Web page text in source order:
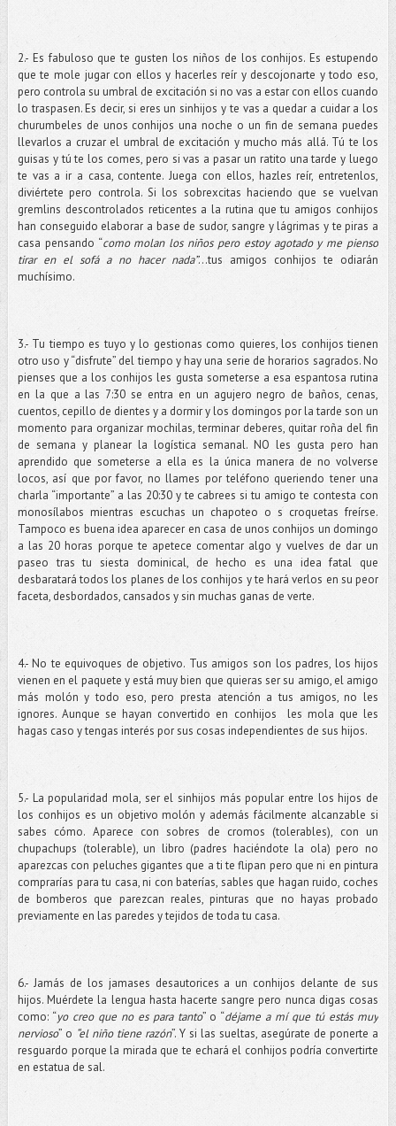
2.- Es fabuloso que te gusten los niños de los conhijos. Es estupendo
que te mole jugar con ellos y hacerles reír y descojonarte y todo eso,
pero controla su umbral de excitación si no vas a estar con ellos cuando
lo traspasen. Es decir, si eres un sinhijos y te vas a quedar a cuidar a los
churumbeles de unos conhijos una noche o un fin de semana puedes
llevarlos a cruzar el umbral de excitación y mucho más allá. Tú te los
guisas y tú te los comes, pero si vas a pasar un ratito una tarde y luego
te vas a ir a casa, contente. Juega con ellos, hazles reír, entretenlos,
diviértete pero controla. Si los sobrexcitas haciendo que se vuelvan
gremlins descontrolados reticentes a la rutina que tu amigos conhijos
han conseguido elaborar a base de sudor, sangre y lágrimas y te piras a
casa pensando “como molan los niños pero estoy agotado y me pienso
tirar en el sofá a no hacer nada”…tus amigos conhijos te odiarán
muchísimo.
3.- Tu tiempo es tuyo y lo gestionas como quieres, los conhijos tienen
otro uso y “disfrute” del tiempo y hay una serie de horarios sagrados. No
pienses que a los conhijos les gusta someterse a esa espantosa rutina
en la que a las 7:30 se entra en un agujero negro de baños, cenas,
cuentos, cepillo de dientes y a dormir y los domingos por la tarde son un
momento para organizar mochilas, terminar deberes, quitar roña del fin
de semana y planear la logística semanal. NO les gusta pero han
aprendido que someterse a ella es la única manera de no volverse
locos, así que por favor, no llames por teléfono queriendo tener una
charla “importante” a las 20:30 y te cabrees si tu amigo te contesta con
monosílabos mientras escuchas un chapoteo o s croquetas freírse.
Tampoco es buena idea aparecer en casa de unos conhijos un domingo
a las 20 horas porque te apetece comentar algo y vuelves de dar un
paseo tras tu siesta dominical, de hecho es una idea fatal que
desbaratará todos los planes de los conhijos y te hará verlos en su peor
faceta, desbordados, cansados y sin muchas ganas de verte.
4.- No te equivoques de objetivo. Tus amigos son los padres, los hijos
vienen en el paquete y está muy bien que quieras ser su amigo, el amigo
más molón y todo eso, pero presta atención a tus amigos, no les
ignores. Aunque se hayan convertido en conhijos les mola que les
hagas caso y tengas interés por sus cosas independientes de sus hijos.
5.- La popularidad mola, ser el sinhijos más popular entre los hijos de
los conhijos es un objetivo molón y además fácilmente alcanzable si
sabes cómo. Aparece con sobres de cromos (tolerables), con un
chupachups (tolerable), un libro (padres haciéndote la ola) pero no
aparezcas con peluches gigantes que a ti te flipan pero que ni en pintura
comprarías para tu casa, ni con baterías, sables que hagan ruido, coches
de bomberos que parezcan reales, pinturas que no hayas probado
previamente en las paredes y tejidos de toda tu casa.
6.- Jamás de los jamases desautorices a un conhijos delante de sus
hijos. Muérdete la lengua hasta hacerte sangre pero nunca digas cosas
como: “yo creo que no es para tanto” o “déjame a mí que tú estás muy
nervioso” o “el niño tiene razón”. Y si las sueltas, asegúrate de ponerte a
resguardo porque la mirada que te echará el conhijos podría convertirte
en estatua de sal.